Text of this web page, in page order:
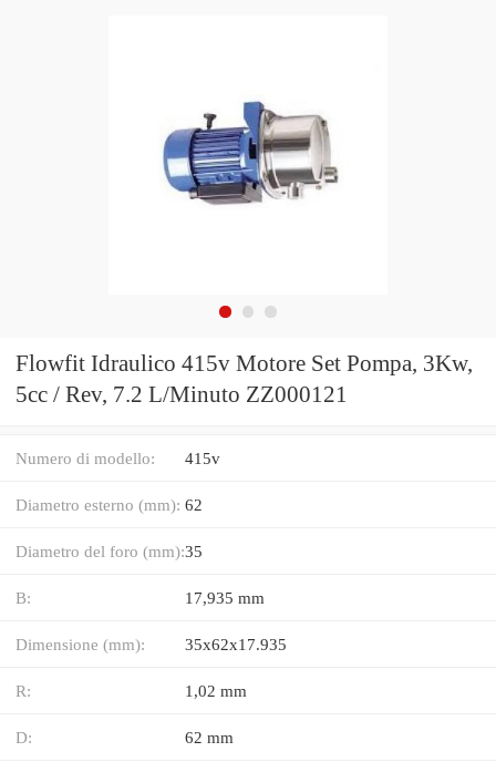
Flowfit Idraulico 415v Motore Set Pompa, 3Kw,
5cc / Rev, 7.2 L/Minuto ZZ000121
Numero di modello: 415v
Diametro esterno (mm): 62
Diametro del foro (mm):35
B: 17,935 mm
Dimensione (mm): 35x62x17.935
R: 1,02 mm
D: 62 mm